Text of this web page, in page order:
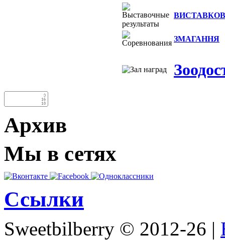
ЗМАГАННЯ
Архив
Мы в сетях
Ссылки
Sweetbilberry © 2012-26 |